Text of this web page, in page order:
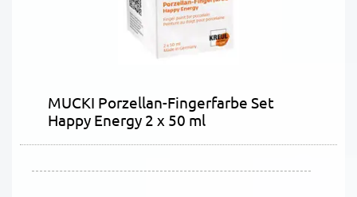
MUCKI Porzellan-Fingerfarbe Set
Happy Energy 2 x 50 ml